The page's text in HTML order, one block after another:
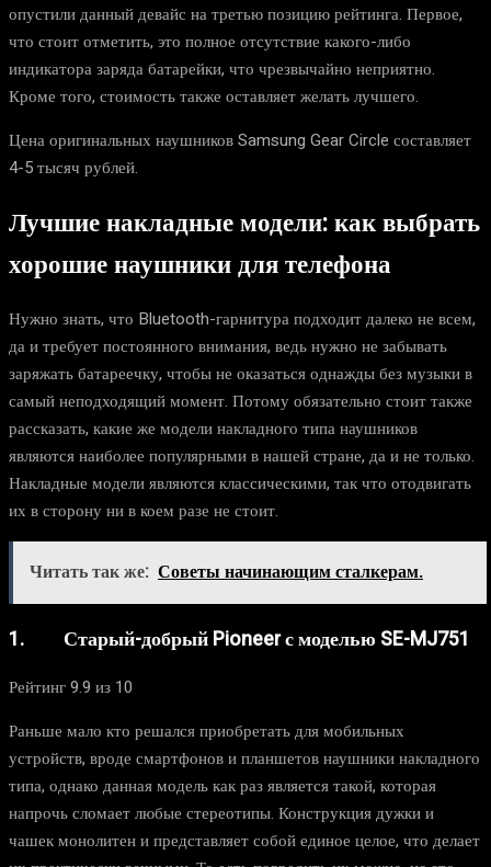
опустили данный девайс на третью позицию рейтинга. Первое,
что стоит отметить, это полное отсутствие какого-либо
индикатора заряда батарейки, что чрезвычайно неприятно.
Кроме того, стоимость также оставляет желать лучшего.
Цена оригинальных наушников Samsung Gear Circle составляет
4-5 тысяч рублей.
Лучшие накладные модели: как выбрать
хорошие наушники для телефона
Нужно знать, что Bluetooth-гарнитура подходит далеко не всем,
да и требует постоянного внимания, ведь нужно не забывать
заряжать батареечку, чтобы не оказаться однажды без музыки в
самый неподходящий момент. Потому обязательно стоит также
рассказать, какие же модели накладного типа наушников
являются наиболее популярными в нашей стране, да и не только.
Накладные модели являются классическими, так что отодвигать
их в сторону ни в коем разе не стоит.
Читать так же: Советы начинающим сталкерам.
1. Старый-добрый Pioneer с моделью SE-MJ751
Рейтинг 9.9 из 10
Раньше мало кто решался приобретать для мобильных
устройств, вроде смартфонов и планшетов наушники накладного
типа, однако данная модель как раз является такой, которая
напрочь сломает любые стереотипы. Конструкция дужки и
чашек монолитен и представляет собой единое целое, что делает